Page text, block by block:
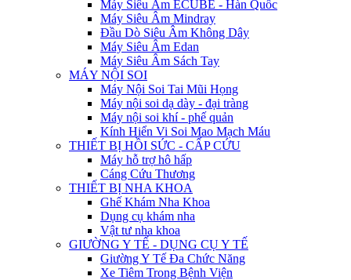
Máy Siêu Âm ECUBE - Hàn Quốc
Máy Siêu Âm Mindray
Đầu Dò Siêu Âm Không Dây
Máy Siêu Âm Edan
Máy Siêu Âm Sách Tay
MÁY NỘI SOI
Máy Nội Soi Tai Mũi Họng
Máy nội soi dạ dày - đại tràng
Máy nội soi khí - phế quản
Kính Hiển Vi Soi Mao Mạch Máu
THIẾT BỊ HỒI SỨC - CẤP CỨU
Máy hỗ trợ hô hấp
Cáng Cứu Thương
THIẾT BỊ NHA KHOA
Ghế Khám Nha Khoa
Dụng cụ khám nha
Vật tư nha khoa
GIƯỜNG Y TẾ - DỤNG CỤ Y TẾ
Giường Y Tế Đa Chức Năng
Xe Tiêm Trong Bệnh Viện